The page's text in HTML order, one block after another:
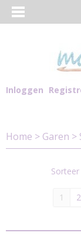
Inloggen
Home > Garen >
1 2